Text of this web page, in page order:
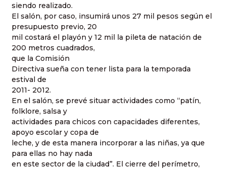
siendo realizado.
El salón, por caso, insumirá unos 27 mil pesos según el
presupuesto previo, 20
mil costará el playón y 12 mil la pileta de natación de
200 metros cuadrados,
que la Comisión
Directiva sueña con tener lista para la temporada
estival de
2011- 2012.
En el salón, se prevé situar actividades como “patín,
folklore, salsa y
actividades para chicos con capacidades diferentes,
apoyo escolar y copa de
leche, y de esta manera incorporar a las niñas, ya que
para ellas no hay nada
en este sector de la ciudad”. El cierre del perímetro,